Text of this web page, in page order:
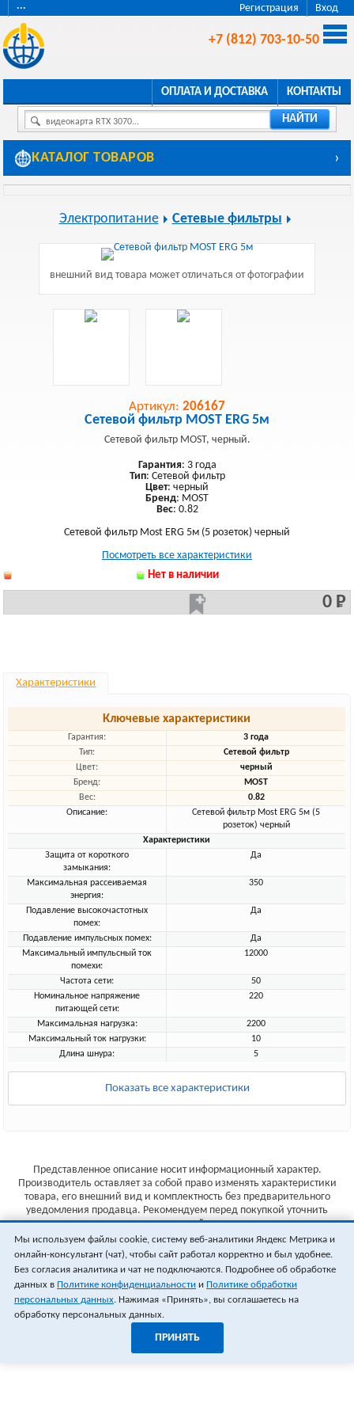
Регистрация Вход
···
+7 (812) 703-10-50
ОПЛАТА И ДОСТАВКА КОНТАКТЫ
видеокарта RTX 3070... НАЙТИ
КАТАЛОГ ТОВАРОВ ›
Электропитание Сетевые фильтры
внешний вид товара может отличаться от фотографии
Артикул: 206167
Сетевой фильтр MOST ERG 5м
Сетевой фильтр MOST, черный.
Гарантия: 3 года
Тип: Сетевой фильтр
Цвет: черный
Бренд: MOST
Вес: 0.82
Сетевой фильтр Most ERG 5м (5 розеток) черный
Посмотреть все характеристики
Нет в наличии
0 Р
Характеристики
Ключевые характеристики
Гарантия:
3 года
Тип:
Сетевой фильтр
Цвет:
черный
Бренд:
MOST
Вес:
0.82
Описание:
Сетевой фильтр Most ERG 5м (5
розеток) черный
Характеристики
Защита от короткого
замыкания:
Да
Максимальная рассеиваемая
энергия:
350
Подавление высокочастотных
помех:
Да
Подавление импульсных помех:
Да
Максимальный импульсный ток
помехи:
12000
Частота сети:
50
Номинальное напряжение
питающей сети:
220
Максимальная нагрузка:
2200
Максимальный ток нагрузки:
10
Длина шнура:
5
Показать все характеристики
Представленное описание носит информационный характер.
Производитель оставляет за собой право изменять характеристики
товара, его внешний вид и комплектность без предварительного
уведомления продавца. Рекомендуем перед покупкой уточнить
характеристики товара на сайте производителя.
Указанные цены не являются публичной офертой (ст.435 ГК РФ).
Стоимость и наличие товара уточняйте у менеджера.
Мы используем файлы cookie, систему веб-аналитики Яндекс Метрика и
онлайн-консультант (чат), чтобы сайт работал корректно и был удобнее.
Без согласия аналитика и чат не подключаются. Подробнее об обработке
данных в Политике конфиденциальности и Политике обработки
персональных данных. Нажимая «Принять», вы соглашаетесь на
обработку персональных данных.
ПРИНЯТЬ